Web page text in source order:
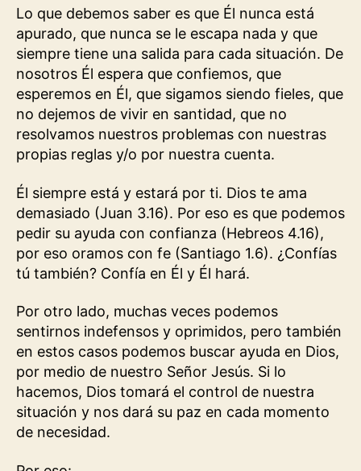
Lo que debemos saber es que Él nunca está
apurado, que nunca se le escapa nada y que
siempre tiene una salida para cada situación. De
nosotros Él espera que confiemos, que
esperemos en Él, que sigamos siendo fieles, que
no dejemos de vivir en santidad, que no
resolvamos nuestros problemas con nuestras
propias reglas y/o por nuestra cuenta.
Él siempre está y estará por ti. Dios te ama
demasiado (Juan 3.16). Por eso es que podemos
pedir su ayuda con confianza (Hebreos 4.16),
por eso oramos con fe (Santiago 1.6). ¿Confías
tú también? Confía en Él y Él hará.
Por otro lado, muchas veces podemos
sentirnos indefensos y oprimidos, pero también
en estos casos podemos buscar ayuda en Dios,
por medio de nuestro Señor Jesús. Si lo
hacemos, Dios tomará el control de nuestra
situación y nos dará su paz en cada momento
de necesidad.